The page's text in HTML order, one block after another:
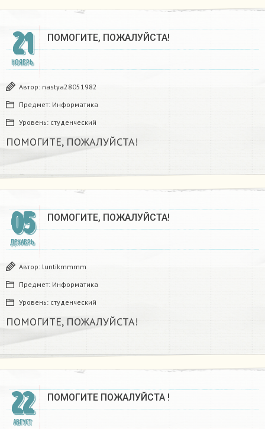
21
НОЯБРЬ
ПОМОГИТЕ, ПОЖАЛУЙСТА!​
Автор: nastya28051982
Предмет: Информатика
Уровень: студенческий
ПОМОГИТЕ, ПОЖАЛУЙСТА!​
05
ДЕКАБРЬ
ПОМОГИТЕ, ПОЖАЛУЙСТА!​
Автор: luntikmmmm
Предмет: Информатика
Уровень: студенческий
ПОМОГИТЕ, ПОЖАЛУЙСТА!​
22
АВГУСТ
ПОМОГИТЕ ПОЖАЛУЙСТА !​